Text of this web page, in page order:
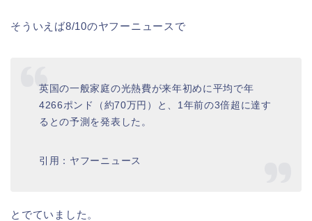
そういえば8/10のヤフーニュースで
英国の一般家庭の光熱費が来年初めに平均で年
4266ポンド（約70万円）と、1年前の3倍超に達す
るとの予測を発表した。
引用：ヤフーニュース
とでていました。